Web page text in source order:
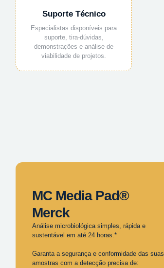
Suporte Técnico
Especialistas disponíveis para
suporte, tira-dúvidas,
demonstrações e análise de
viabilidade de projetos.
MC Media Pad®
Merck
Análise microbiológica simples, rápida e
sustentável em até 24 horas.*
Garanta a segurança e conformidade das suas
amostras com a detecção precisa de: